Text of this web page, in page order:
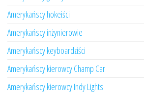
Amerykańscy hokeiści
Amerykańscy inżynierowie
Amerykańscy keyboardziści
Amerykańscy kierowcy Champ Car
Amerykańscy kierowcy Indy Lights